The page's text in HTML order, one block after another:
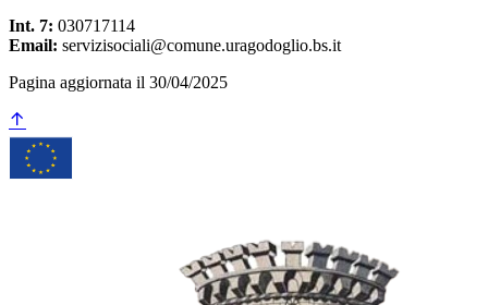
Int. 7: 030717114
Email: servizisociali@comune.uragodoglio.bs.it
Pagina aggiornata il 30/04/2025